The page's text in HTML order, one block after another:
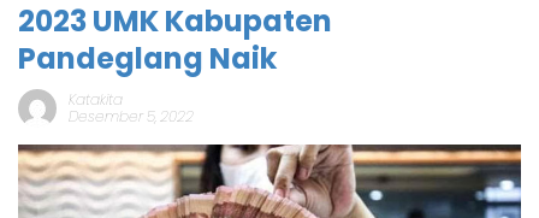
2023 UMK Kabupaten
Pandeglang Naik
Katakita
Desember 5, 2022